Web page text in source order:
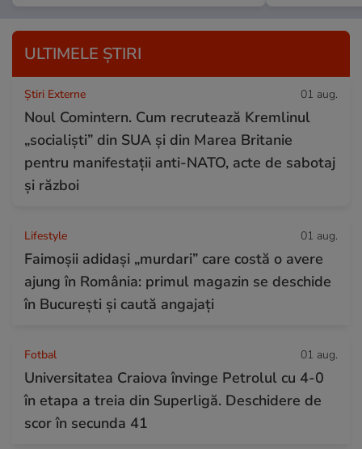
ULTIMELE ȘTIRI
Știri Externe 01 aug.
Noul Comintern. Cum recrutează Kremlinul
„socialiști” din SUA și din Marea Britanie
pentru manifestații anti-NATO, acte de sabotaj
și război
Lifestyle 01 aug.
Faimoșii adidași „murdari” care costă o avere
ajung în România: primul magazin se deschide
în București și caută angajați
Fotbal 01 aug.
Universitatea Craiova învinge Petrolul cu 4-0
în etapa a treia din Superligă. Deschidere de
scor în secunda 41